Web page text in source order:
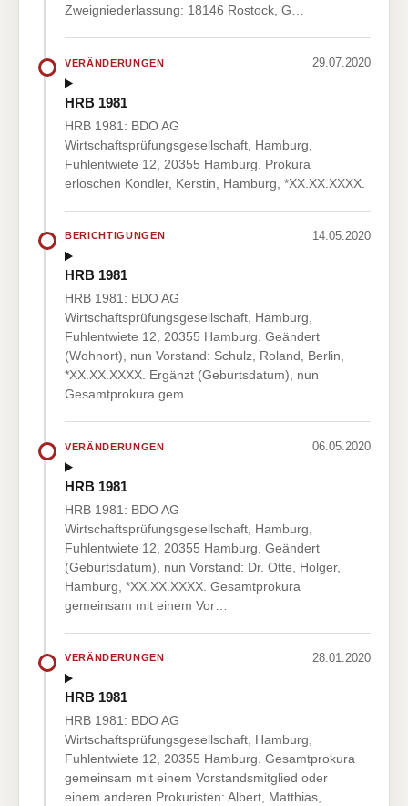
Zweigniederlassung: 18146 Rostock, G…
VERÄNDERUNGEN 29.07.2020
HRB 1981
HRB 1981: BDO AG
Wirtschaftsprüfungsgesellschaft, Hamburg,
Fuhlentwiete 12, 20355 Hamburg. Prokura
erloschen Kondler, Kerstin, Hamburg, *XX.XX.XXXX.
BERICHTIGUNGEN 14.05.2020
HRB 1981
HRB 1981: BDO AG
Wirtschaftsprüfungsgesellschaft, Hamburg,
Fuhlentwiete 12, 20355 Hamburg. Geändert
(Wohnort), nun Vorstand: Schulz, Roland, Berlin,
*XX.XX.XXXX. Ergänzt (Geburtsdatum), nun
Gesamtprokura gem…
VERÄNDERUNGEN 06.05.2020
HRB 1981
HRB 1981: BDO AG
Wirtschaftsprüfungsgesellschaft, Hamburg,
Fuhlentwiete 12, 20355 Hamburg. Geändert
(Geburtsdatum), nun Vorstand: Dr. Otte, Holger,
Hamburg, *XX.XX.XXXX. Gesamtprokura
gemeinsam mit einem Vor…
VERÄNDERUNGEN 28.01.2020
HRB 1981
HRB 1981: BDO AG
Wirtschaftsprüfungsgesellschaft, Hamburg,
Fuhlentwiete 12, 20355 Hamburg. Gesamtprokura
gemeinsam mit einem Vorstandsmitglied oder
einem anderen Prokuristen: Albert, Matthias,